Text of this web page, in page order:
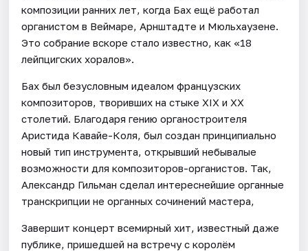
композиции ранних лет, когда Бах ещё работал
органистом в Веймаре, Арнштадте и Мюльхаузене.
Это собрание вскоре стало известно, как «18
лейпцигских хоралов».
Бах был безусловным идеалом французских
композиторов, творивших на стыке XIX и XX
столетий. Благодаря гению органостроителя
Аристида Кавайе-Коля, был создан принципиально
новый тип инструмента, открывший небывалые
возможности для композиторов-органистов. Так,
Александр Гильман сделал интереснейшие органные
транскрипции не органных сочинений мастера,
Завершит концерт всемирный хит, известный даже
публике, пришедшей на встречу с королём